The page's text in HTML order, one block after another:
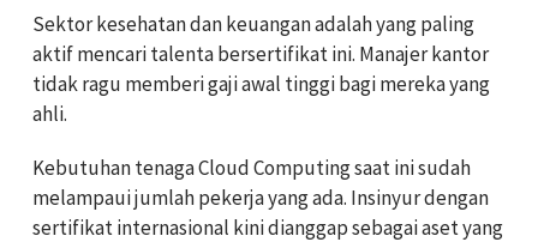
Sektor kesehatan dan keuangan adalah yang paling
aktif mencari talenta bersertifikat ini. Manajer kantor
tidak ragu memberi gaji awal tinggi bagi mereka yang
ahli.
Kebutuhan tenaga Cloud Computing saat ini sudah
melampaui jumlah pekerja yang ada. Insinyur dengan
sertifikat internasional kini dianggap sebagai aset yang